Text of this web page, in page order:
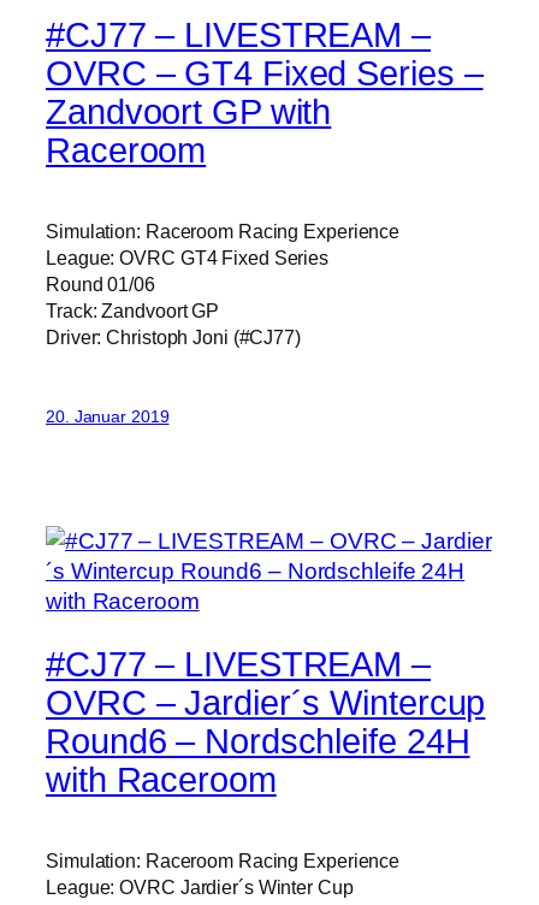
#CJ77 – LIVESTREAM –
OVRC – GT4 Fixed Series –
Zandvoort GP with
Raceroom
Simulation: Raceroom Racing Experience
League: OVRC GT4 Fixed Series
Round 01/06
Track: Zandvoort GP
Driver: Christoph Joni (#CJ77)
20. Januar 2019
#CJ77 – LIVESTREAM –
OVRC – Jardier´s Wintercup
Round6 – Nordschleife 24H
with Raceroom
Simulation: Raceroom Racing Experience
League: OVRC Jardier´s Winter Cup